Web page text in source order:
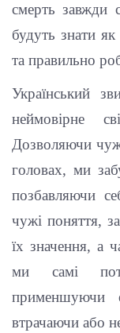
смерть завжди
будуть знати
та правильно
Український
неймовірне
Дозволяючи
головах, ми
позбавляючи
чужі поняття,
їх значення, а
ми самі
применшуючи
втрачаючи або